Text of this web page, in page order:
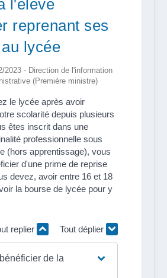
l'élève
reprenant ses
lycée
2023 - Direction de l'information
(Première ministre)
le lycée après avoir
scolarité depuis plusieurs
êtes inscrit dans une
professionnelle sous
(hors apprentissage), vous
d'une prime de reprise
devez, avoir entre 16 et 18
la bourse de lycée pour y
replier Tout déplier
de la